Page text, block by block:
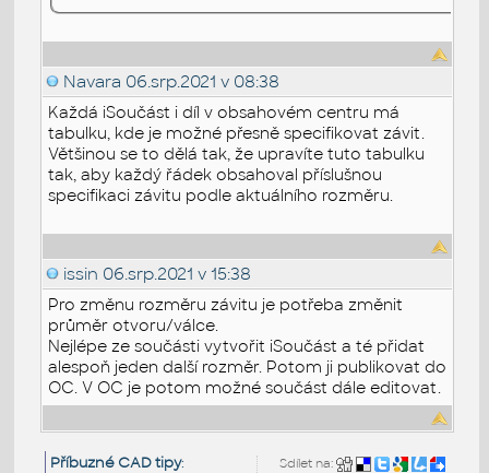
Navara 06.srp.2021 v 08:38
Každá iSoučást i díl v obsahovém centru má
tabulku, kde je možné přesně specifikovat závit.
Většinou se to dělá tak, že upravíte tuto tabulku
tak, aby každý řádek obsahoval příslušnou
specifikaci závitu podle aktuálního rozměru.
issin 06.srp.2021 v 15:38
Pro změnu rozměru závitu je potřeba změnit
průměr otvoru/válce.
Nejlépe ze součásti vytvořit iSoučást a té přidat
alespoň jeden další rozměr. Potom ji publikovat do
OC. V OC je potom možné součást dále editovat.
Sdílet na:
Příbuzné CAD tipy: